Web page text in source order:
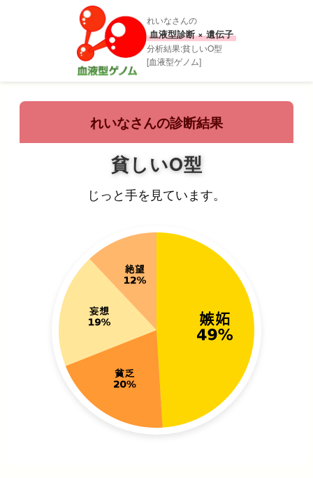
れいなさんの
血液型診断 × 遺伝子
分析結果:貧しいO型
[血液型ゲノム]
れいなさんの診断結果
貧しいO型
じっと手を見ています。